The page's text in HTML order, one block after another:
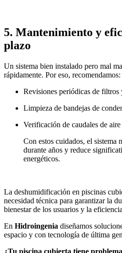
5. Mantenimiento y
plazo
Un sistema bien instalado pero mal
rápidamente. Por eso, recomendamos:
Revisiones periódicas de filtros
Limpieza de bandejas de
Verificación de caudales de
Con estos cuidados, el sistema
durante años y reduce
energéticos.
La deshumidificación en piscinas
necesidad técnica para garantizar la
bienestar de los usuarios y la
En Hidroingenia diseñamos
espacio y con tecnología de última
¿Tu piscina cubierta tiene